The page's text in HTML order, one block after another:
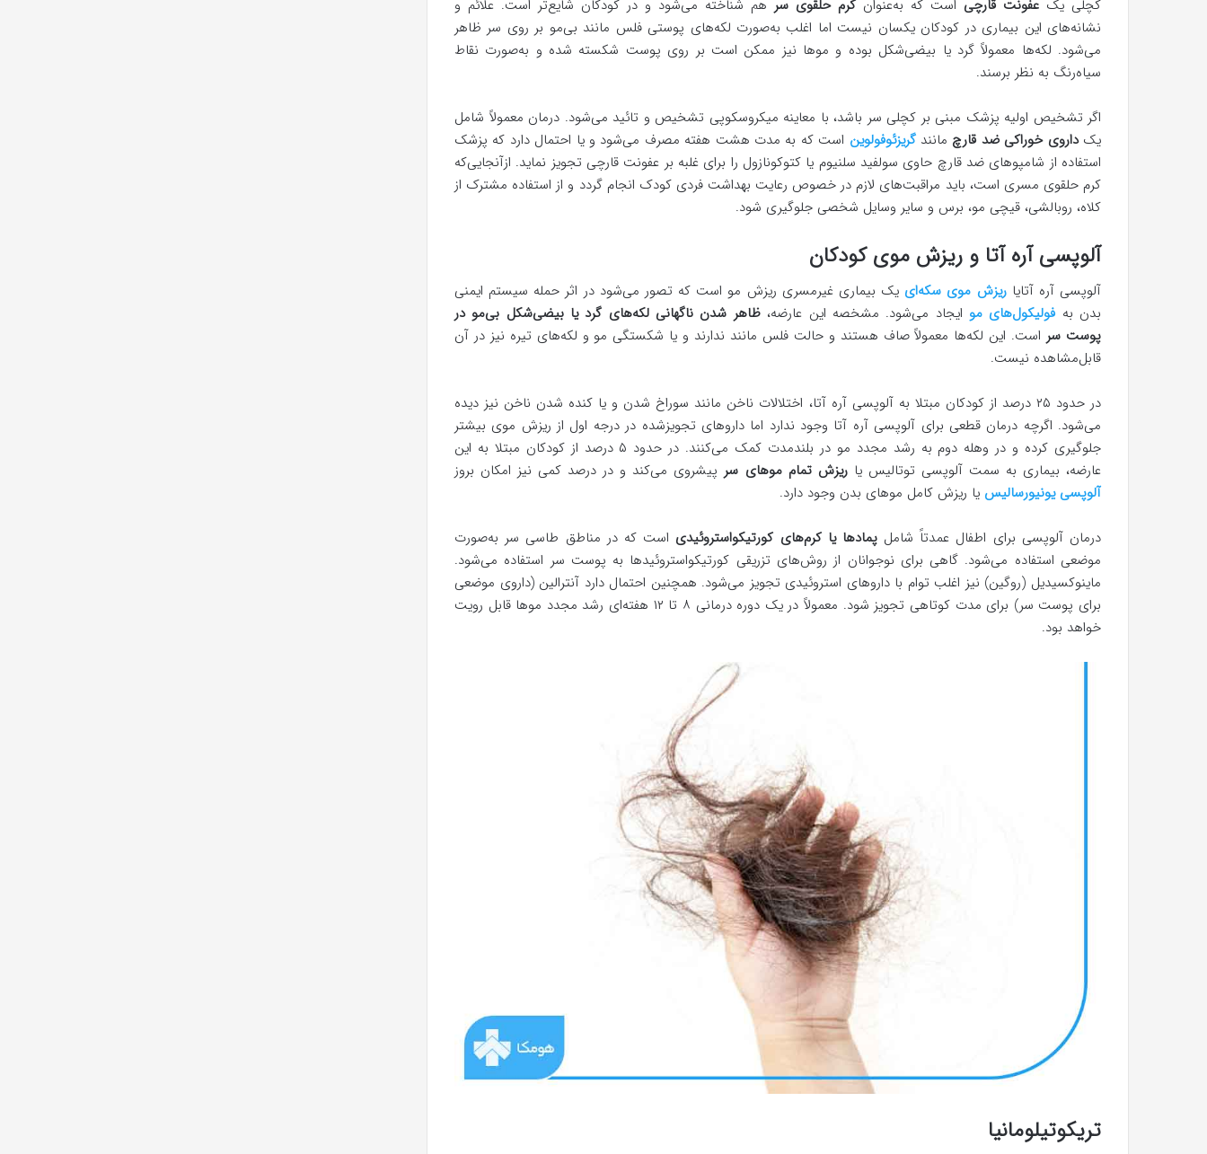
کچلی یک عفونت قارچی است که به‌عنوان کرم حلقوی سر هم شناخته می‌شود و در کودکان شایع‌تر است. علائم و
نشانه‌های این بیماری در کودکان یکسان نیست اما اغلب به‌صورت لکه‌های پوستی فلس مانند بی‌مو بر روی سر ظاهر
می‌شود. لکه‌ها معمولاً گرد یا بیضی‌شکل بوده و موها نیز ممکن است بر روی پوست شکسته شده و به‌صورت نقاط
سیاه‌رنگ به نظر برسند.
اگر تشخیص اولیه پزشک مبنی بر کچلی سر باشد، با معاینه میکروسکوپی تشخیص و تائید می‌شود. درمان معمولاً شامل
یکداروی خوراکی ضد قارچ مانندگریزئوفولوین است که به مدت هشت هفته مصرف می‌شود و یا احتمال دارد که پزشک
استفاده از شامپوهای ضد قارچ حاوی سولفید سلنیوم یا کتوکونازول را برای غلبه بر عفونت قارچی تجویز نماید. ازآنجایی‌که
کرم حلقوی مسری است، باید مراقبت‌های لازم در خصوص رعایت بهداشت فردی کودک انجام گردد و از استفاده مشترک از
کلاه، روبالشی، قیچی مو، برس و سایر وسایل شخصی جلوگیری شود.
آلوپسی آره آتا و ریزش موی کودکان
آلوپسی آره آتایا ریزش موی سکه‌ای یک بیماری غیرمسری ریزش مو است که تصور می‌شود در اثر حمله سیستم ایمنی
بدن به فولیکول‌های مو ایجاد می‌شود. مشخصه این عارضه،ظاهر شدن ناگهانی لکه‌های گرد یا بیضی‌شکل بی‌مو در
پوست سراست. این لکه‌ها معمولاً صاف هستند و حالت فلس مانند ندارند و یا شکستگی مو و لکه‌های تیره نیز در آن
قابل‌مشاهده نیست.
در حدود ۲۵ درصد از کودکان مبتلا به آلوپسی آره آتا، اختلالات ناخن مانند سوراخ‌ شدن و یا کنده‌ شدن ناخن نیز دیده
می‌شود. اگرچه درمان قطعی برای آلوپسی آره آتا وجود ندارد اما داروهای تجویزشده در درجه اول از ریزش موی بیشتر
جلوگیری کرده و در وهله دوم به رشد مجدد مو در بلندمدت کمک می‌کنند. در حدود ۵ درصد از کودکان مبتلا به این
عارضه، بیماری به سمت آلوپسی توتالیس یاریزش تمام موهای سرپیشروی می‌کند و در درصد کمی نیز امکان بروز
آلوپسی یونیورسالیس یا ریزش کامل موهای بدن وجود دارد.
درمان آلوپسی برای اطفال عمدتاً شاملپمادها یا کرم‌های کورتیکواستروئیدی است که در مناطق طاسی سر به‌صورت
موضعی استفاده می‌شود. گاهی برای نوجوانان از روش‌های تزریقی کورتیکواستروئیدها به پوست سر استفاده می‌شود.
ماینوکسیدیل (روگین) نیز اغلب توام با داروهای استروئیدی تجویز می‌شود. همچنین احتمال دارد آنترالین (داروی موضعی
برای پوست سر) برای مدت کوتاهی تجویز شود. معمولاً در یک دوره درمانی ۸ تا ۱۲ هفته‌ای رشد مجدد موها قابل رویت
خواهد بود.
تریکوتیلومانیا